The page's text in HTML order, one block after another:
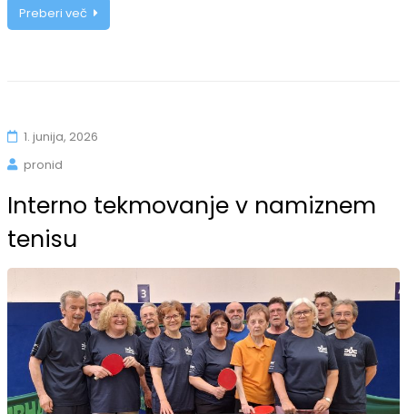
Preberi več
1. junija, 2026
pronid
Interno tekmovanje v namiznem
tenisu